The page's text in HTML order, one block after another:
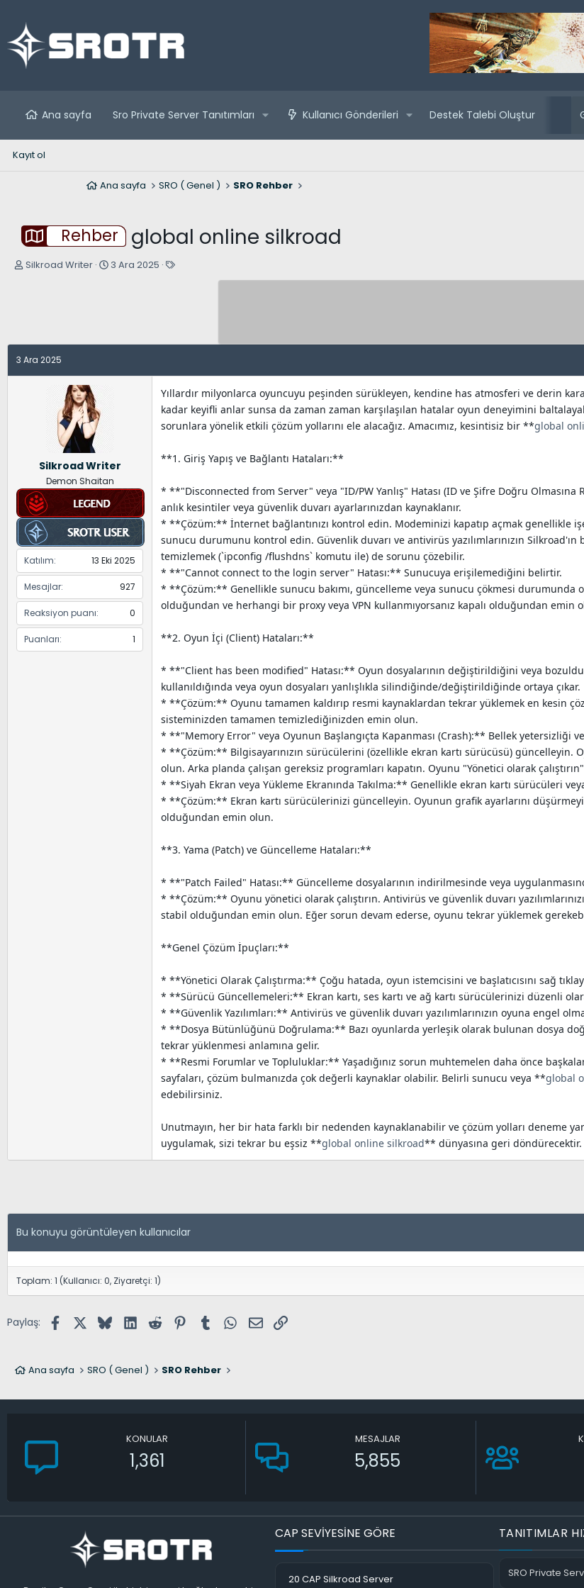
Ana sayfa Sro Private Server Tanıtımları Kullanıcı Gönderileri Destek Talebi Oluştur
Kayıt ol
Ana sayfa SRO ( Genel ) SRO Rehber
Rehber global online silkroad
K
u
B
a
Silkroad Writer
B
n
ı
h
i
3 Ara 2025
E
t
e
r
3 Ara 2025
Silkroad Writer
Demon Shaitan
Katılım 13 Eki 2025
Mesajlar 927
Reaksiyon puanı 0
Puanları 1
Yıllardır milyonlarca oyuncuyu peşinden sürükleyen, kendine has atmosferi ve derin
kadar keyifli anlar sunsa da zaman zaman karşılaşılan hatalar oyun deneyimini
sorunlara yönelik etkili çözüm yollarını ele alacağız. Amacımız, kesintisiz bir **global
**1. Giriş Yapış ve Bağlantı Hataları:**
* **"Disconnected from Server" veya "ID/PW Yanlış" Hatası (ID ve Şifre Doğru
anlık kesintiler veya güvenlik duvarı ayarlarınızdan kaynaklanır.
* **Çözüm:** İnternet bağlantınızı kontrol edin. Modeminizi kapatıp açmak genellikle
sunucu durumunu kontrol edin. Güvenlik duvarı ve antivirüs yazılımlarınızın
temizlemek (`ipconfig /flushdns` komutu ile) de sorunu çözebilir.
* **"Cannot connect to the login server" Hatası:** Sunucuya erişilemediğini belirtir.
* **Çözüm:** Genellikle sunucu bakımı, güncelleme veya sunucu çökmesi durumunda
olduğundan ve herhangi bir proxy veya VPN kullanmıyorsanız kapalı olduğundan emin
**2. Oyun İçi (Client) Hataları:**
* **"Client has been modified" Hatası:** Oyun dosyalarının değiştirildiğini veya
kullanıldığında veya oyun dosyaları yanlışlıkla silindiğinde/değiştirildiğinde ortaya çıkar.
* **Çözüm:** Oyunu tamamen kaldırıp resmi kaynaklardan tekrar yüklemek en kesin
sisteminizden tamamen temizlediğinizden emin olun.
* **"Memory Error" veya Oyunun Başlangıçta Kapanması (Crash):** Bellek yetersizliği
* **Çözüm:** Bilgisayarınızın sürücülerini (özellikle ekran kartı sürücüsü) güncelleyin.
olun. Arka planda çalışan gereksiz programları kapatın. Oyunu "Yönetici olarak
* **Siyah Ekran veya Yükleme Ekranında Takılma:** Genellikle ekran kartı sürücüleri
* **Çözüm:** Ekran kartı sürücülerinizi güncelleyin. Oyunun grafik ayarlarını
olduğundan emin olun.
**3. Yama (Patch) ve Güncelleme Hataları:**
* **"Patch Failed" Hatası:** Güncelleme dosyalarının indirilmesinde veya
* **Çözüm:** Oyunu yönetici olarak çalıştırın. Antivirüs ve güvenlik duvarı
stabil olduğundan emin olun. Eğer sorun devam ederse, oyunu tekrar yüklemek
**Genel Çözüm İpuçları:**
* **Yönetici Olarak Çalıştırma:** Çoğu hatada, oyun istemcisini ve başlatıcısını sağ
* **Sürücü Güncellemeleri:** Ekran kartı, ses kartı ve ağ kartı sürücülerinizi düzenli
* **Güvenlik Yazılımları:** Antivirüs ve güvenlik duvarı yazılımlarınızın oyuna engel
* **Dosya Bütünlüğünü Doğrulama:** Bazı oyunlarda yerleşik olarak bulunan dosya
tekrar yüklenmesi anlamına gelir.
* **Resmi Forumlar ve Topluluklar:** Yaşadığınız sorun muhtemelen daha önce
sayfaları, çözüm bulmanızda çok değerli kaynaklar olabilir. Belirli sunucu veya **global
edebilirsiniz.
Unutmayın, her bir hata farklı bir nedenden kaynaklanabilir ve çözüm yolları deneme
uygulamak, sizi tekrar bu eşsiz **global online silkroad** dünyasına geri
Bu konuyu görüntüleyen kullanıcılar
Toplam: 1 (Kullanıcı: 0, Ziyaretçi: 1)
Paylaş: FacebookX (Twitter)
BlueskyLinkedIn
Reddit PinterestTumblr WhatsApp
E-postaLink
Ana sayfa SRO ( Genel ) SRO Rehber
KONULAR
1,361
MESAJLAR
5,855
CAP SEVİYESİNE GÖRE
20 CAP Silkroad Server
TANITIMLAR
SRO Private